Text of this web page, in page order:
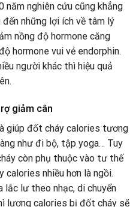
năm nghiên cứu cũng khẳng
những lợi ích về tâm lý
nồng độ hormone căng
hormone vui vẻ endorphin.
người khác thì hiệu quả
giảm cân
giúp đốt cháy calories tương
như đi bộ, tập yoga… Tuy
còn phụ thuộc vào tư thế
nhiều hơn là ngồi.
lắc lư theo nhạc, di chuyển
lượng calories bị đốt cháy sẽ